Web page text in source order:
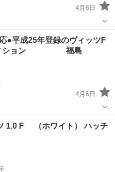
4月6日
ロー
短い方や自営業の方
員の方 ３、自己破産等を...
車両
●平成25年登録のヴィッツF
ィション 福島
4月6日
ン対
方や自営業の方 ２、パ
３、自己破産等をされ...
車両
1.0 F （ホワイト） ハッチ